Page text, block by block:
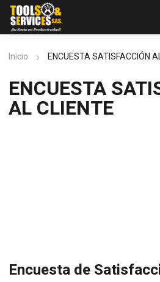
Inicio ENCUESTA SATISFACCIÓN
ENCUESTA
AL CLIENTE
Encuesta de